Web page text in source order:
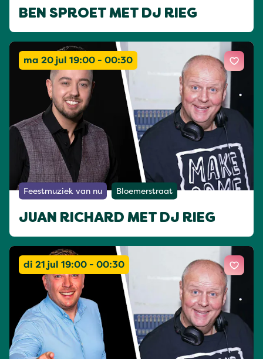
BEN SPROET MET DJ RIEG
ma 20 jul 19:00 - 00:30
Feestmuziek van nu Bloemerstraat
JUAN RICHARD MET DJ RIEG
di 21 jul 19:00 - 00:30